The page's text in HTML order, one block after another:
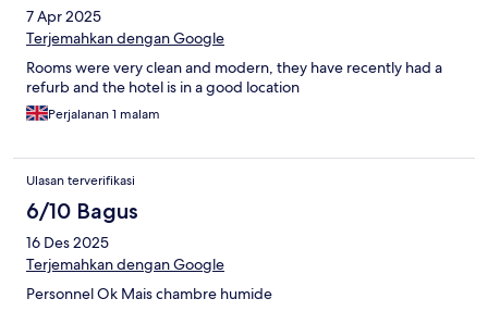
7 Apr 2025
Terjemahkan dengan Google
Rooms were very clean and modern, they have recently had a
refurb and the hotel is in a good location
Perjalanan 1 malam
Ulasan terverifikasi
6/10 Bagus
16 Des 2025
Terjemahkan dengan Google
Personnel Ok Mais chambre humide